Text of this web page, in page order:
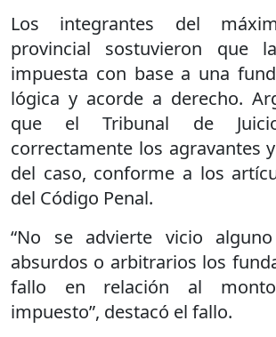
Los integrantes del
provincial sostuvieron que
impuesta con base a una
lógica y acorde a derecho.
que el Tribunal de
correctamente los agravantes
del caso, conforme a los
del Código Penal.
“No se advierte vicio
absurdos o arbitrarios los
fallo en relación al
impuesto”, destacó el fallo.